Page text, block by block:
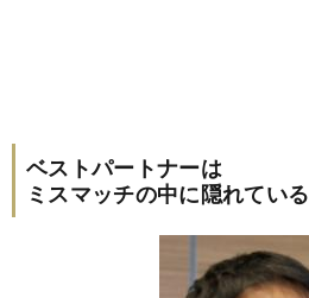
ベストパートナーは
ミスマッチの中に隠れている